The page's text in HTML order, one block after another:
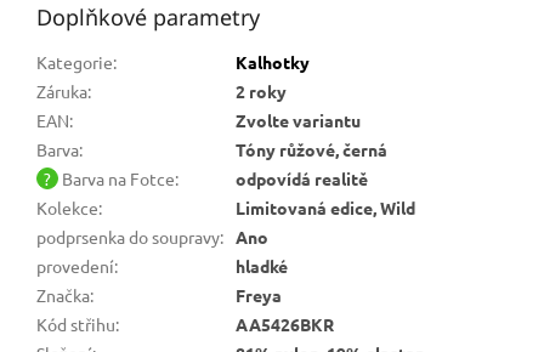
Doplňkové parametry
Kategorie:
Kalhotky
Záruka:
2 roky
EAN:
Zvolte variantu
Barva:
Tóny růžové, černá
? Barva na Fotce:
odpovídá realitě
Kolekce:
Limitovaná edice, Wild
podprsenka do soupravy: Ano
provedení:
hladké
Značka:
Freya
Kód střihu:
AA5426BKR